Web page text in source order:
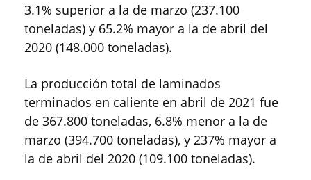
3.1% superior a la de marzo (237.100
toneladas) y 65.2% mayor a la de abril del
2020 (148.000 toneladas).
La producción total de laminados
terminados en caliente en abril de 2021 fue
de 367.800 toneladas, 6.8% menor a la de
marzo (394.700 toneladas), y 237% mayor a
la de abril del 2020 (109.100 toneladas).